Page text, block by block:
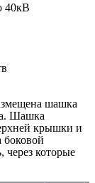
40кВ
шашка
Шашка
крышки и
боковой
через которые